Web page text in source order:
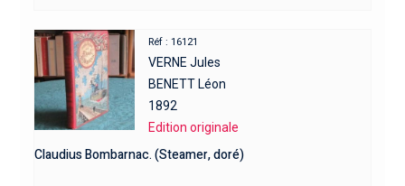
Réf : 16121
VERNE Jules
BENETT Léon
1892
Edition originale
Claudius Bombarnac. (Steamer, doré)